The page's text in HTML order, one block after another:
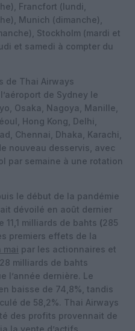
Francfort (lundi,
Munich (dimanche),
Stockholm (mardi et
et samedi à compter du
de Thai Airways
de Sydney le
Osaka, Nagoya, Manille,
Hong Kong, Delhi,
Chennai, Dhaka, Karachi,
nouveau desservis, avec
par semaine à une rotation
le début de la pandémie
dévoilé en août dernier
11,1 milliards de bahts (285
premiers effets de la
mai par les actionnaires et
milliards de bahts
l’année dernière. Le
baisse de 74,8%, tandis
de 58,2%. Thai Airways
des profits provennait de
la vente d’actifs